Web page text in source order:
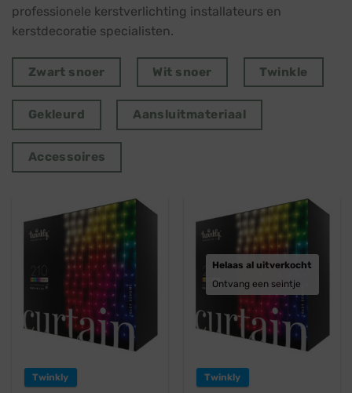
professionele kerstverlichting installateurs en
kerstdecoratie specialisten.
Zwart snoer Wit snoer Twinkle
Gekleurd Aansluitmateriaal
Accessoires
Twinkly
Helaas al uitverkocht
Ontvang een seintje
Twinkly